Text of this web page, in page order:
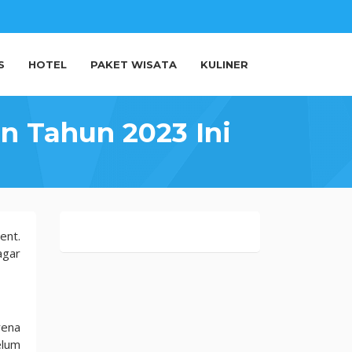
HOTEL PAKET WISATA KULINER
Tahun 2023 Ini